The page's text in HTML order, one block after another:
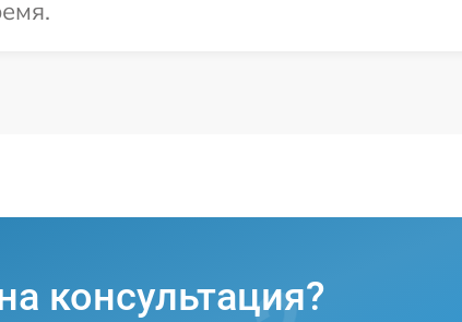
консультация?